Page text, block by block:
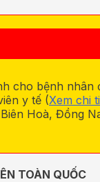
cho bệnh nhân
y tế (Xem chi
Hoà, Đồng
TOÀN QUỐC